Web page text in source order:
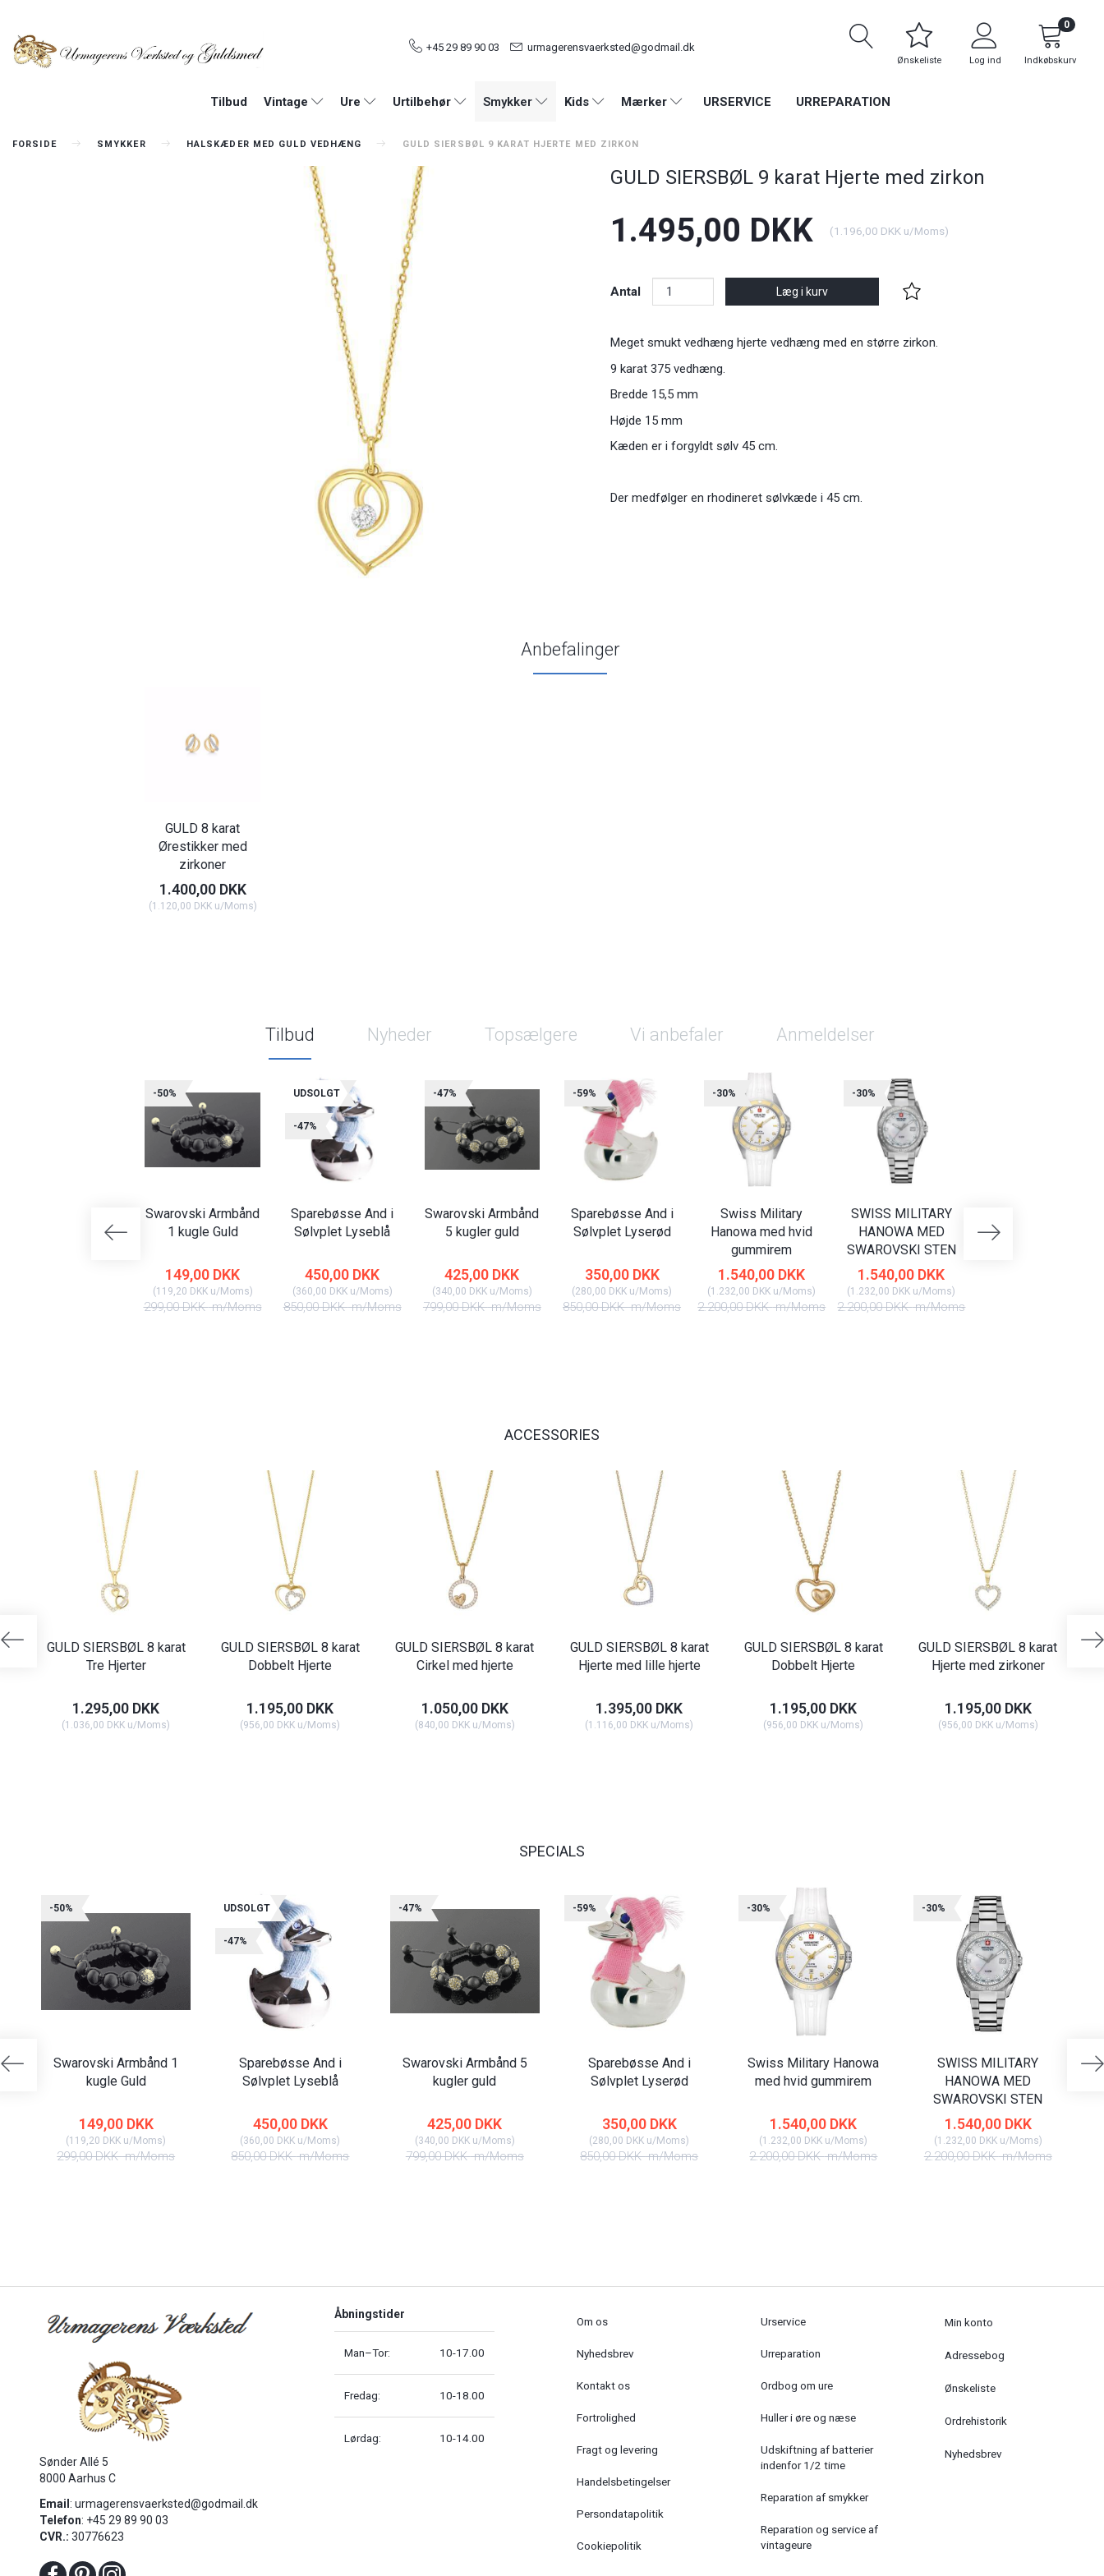
+45 29 89 90 03 urmagerensvaerksted@godmail.dk
Ønskeliste Log ind Indkøbskurv
0
Tilbud Vintage Ure Urtilbehør Smykker Kids Mærker URSERVICE URREPARATION
FORSIDE SMYKKER HALSKÆDER MED GULD VEDHÆNG GULD SIERSBØL 9 KARAT HJERTE MED ZIRKON
GULD SIERSBØL 9 karat Hjerte med zirkon
1.495,00 DKK (1.196,00 DKK u/Moms)
Antal Læg i kurv
Meget smukt vedhæng hjerte vedhæng med en større zirkon.
9 karat 375 vedhæng.
Bredde 15,5 mm
Højde 15 mm
Kæden er i forgyldt sølv 45 cm.
Der medfølger en rhodineret sølvkæde i 45 cm.
Anbefalinger
GULD 8 karat
Ørestikker med
zirkoner
1.400,00 DKK
(1.120,00 DKKu/Moms)
Tilbud Nyheder Topsælgere Vi anbefaler Anmeldelser
-50%
Swarovski Armbånd
1 kugle Guld
149,00 DKK
(119,20 DKKu/Moms)
299,00 DKKm/Moms
UDSOLGT
-47%
Sparebøsse And i
Sølvplet Lyseblå
450,00 DKK
(360,00 DKKu/Moms)
850,00 DKKm/Moms
-47%
Swarovski Armbånd
5 kugler guld
425,00 DKK
(340,00 DKKu/Moms)
799,00 DKKm/Moms
-59%
Sparebøsse And i
Sølvplet Lyserød
350,00 DKK
(280,00 DKK u/Moms)
850,00 DKKm/Moms
-30%
Swiss Military
Hanowa med hvid
gummirem
1.540,00 DKK
(1.232,00 DKK u/Moms)
2.200,00 DKKm/Moms
-30%
SWISS MILITARY
HANOWA MED
SWAROVSKI STEN
1.540,00 DKK
(1.232,00 DKK u/Moms)
2.200,00 DKKm/Moms
HANOWA MED DAG
ACCESSORIES
GULD SIERSBØL 8 karat
Tre Hjerter
1.295,00 DKK
(1.036,00 DKK u/Moms)
GULD SIERSBØL 8 karat
Dobbelt Hjerte
1.195,00 DKK
(956,00 DKK u/Moms)
GULD SIERSBØL 8 karat
Cirkel med hjerte
1.050,00 DKK
(840,00 DKKu/Moms)
GULD SIERSBØL 8 karat
Hjerte med lille hjerte
1.395,00 DKK
(1.116,00 DKK u/Moms)
GULD SIERSBØL 8 karat
Dobbelt Hjerte
1.195,00 DKK
(956,00 DKK u/Moms)
GULD SIERSBØL 8 karat
Hjerte med zirkoner
1.195,00 DKK
(956,00 DKKu/Moms)
SPECIALS
-50%
Swarovski Armbånd 1
kugle Guld
149,00 DKK
(119,20 DKK u/Moms)
299,00 DKKm/Moms
UDSOLGT
-47%
Sparebøsse And i
Sølvplet Lyseblå
450,00 DKK
(360,00 DKK u/Moms)
850,00 DKKm/Moms
-47%
Swarovski Armbånd 5
kugler guld
425,00 DKK
(340,00 DKKu/Moms)
799,00 DKKm/Moms
-59%
Sparebøsse And i
Sølvplet Lyserød
350,00 DKK
(280,00 DKK u/Moms)
850,00 DKKm/Moms
-30%
Swiss Military Hanowa
med hvid gummirem
1.540,00 DKK
(1.232,00 DKK u/Moms)
2.200,00 DKKm/Moms
-30%
SWISS MILITARY
HANOWA MED
SWAROVSKI STEN
1.540,00 DKK
(1.232,00 DKKu/Moms)
2.200,00 DKKm/Moms
Sønder Allé 5
8000 Aarhus C
Email : urmagerensvaerksted@godmail.dk
Telefon: +45 29 89 90 03
CVR.: 30776623
Åbningstider
Man–Tor: 10-17.00
Fredag: 10-18.00
Lørdag: 10-14.00
Om os
Nyhedsbrev
Kontakt os
Fortrolighed
Fragt og levering
Handelsbetingelser
Persondatapolitik
Cookiepolitik
Urservice
Urreparation
Ordbog om ure
Huller i øre og næse
Udskiftning af batterier
indenfor 1/2 time
Reparation af smykker
Reparation og service af
vintageure
Min konto
Adressebog
Ønskeliste
Ordrehistorik
Nyhedsbrev